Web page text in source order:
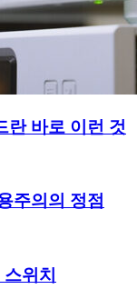
란 바로 이런 것
주의의 정점
위치